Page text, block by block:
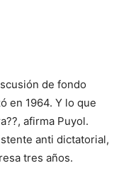
de fondo
en 1964. Y lo que
afirma Puyol.
anti dictatorial,
tres años.